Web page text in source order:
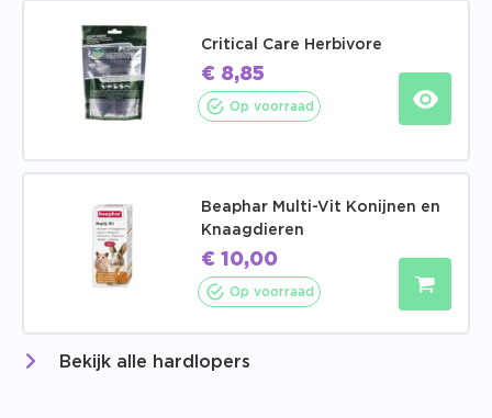
Critical Care Herbivore
€ 8,85
Op voorraad
Beaphar Multi-Vit Konijnen en
Knaagdieren
€ 10,00
Op voorraad
Bekijk alle hardlopers